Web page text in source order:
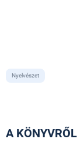
Nyelvészet
A KÖNYVRŐL